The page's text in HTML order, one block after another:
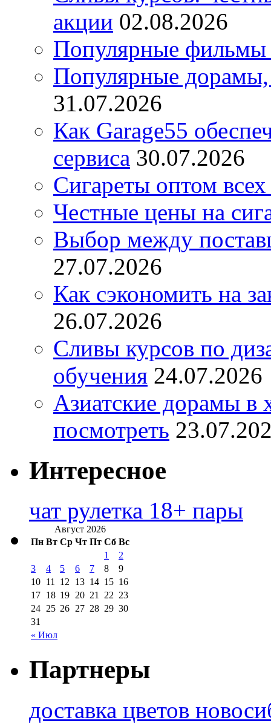
акции 02.08.2026
Популярные фильмы
Популярные дорамы,
31.07.2026
Как Garage55
сервиса 30.07.2026
Сигареты оптом
Честные цены на
Выбор между
27.07.2026
Как сэкономить на
26.07.2026
Сливы курсов по
обучения 24.07.2026
Азиатские дорамы в
посмотреть
Интересное
чат рулетка 18+ пары
Август 2026
Пн Вт Ср Чт Пт Сб Вс
« Июл
1
2
3
4 5 6 7 8
9
10 11 12 13 14 15 16
17 18 19 20 21 22 23
24 25 26 27 28 29 30
31
Партнеры
доставка цветов